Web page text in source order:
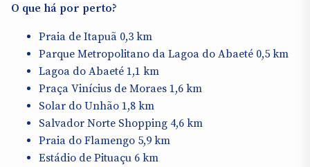
O que há por perto?
Praia de Itapuã 0,3 km
Parque Metropolitano da Lagoa do Abaeté 0,5 km
Lagoa do Abaeté 1,1 km
Praça Vinícius de Moraes 1,6 km
Solar do Unhão 1,8 km
Salvador Norte Shopping 4,6 km
Praia do Flamengo 5,9 km
Estádio de Pituaçu 6 km